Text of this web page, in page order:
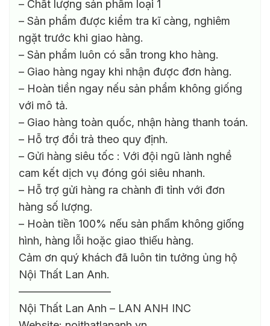
– Chất lượng sản phẩm loại 1
– Sản phẩm được kiểm tra kĩ càng, nghiêm
ngặt trước khi giao hàng.
– Sản phẩm luôn có sẵn trong kho hàng.
– Giao hàng ngay khi nhận được đơn hàng.
– Hoàn tiền ngay nếu sản phẩm không giống
với mô tả.
– Giao hàng toàn quốc, nhận hàng thanh toán.
– Hỗ trợ đổi trả theo quy định.
– Gửi hàng siêu tốc : Với đội ngũ lành nghề
cam kết dịch vụ đóng gói siêu nhanh.
– Hỗ trợ gửi hàng ra chành đi tỉnh với đơn
hàng số lượng.
– Hoàn tiền 100% nếu sản phẩm không giống
hình, hàng lỗi hoặc giao thiếu hàng.
Cảm ơn quý khách đã luôn tin tưởng ủng hộ
Nội Thất Lan Anh.
————————–
Nội Thất Lan Anh – LAN ANH INC